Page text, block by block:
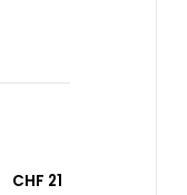
CHF 21